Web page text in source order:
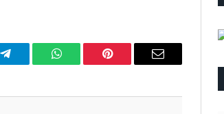
Telegram WhatsAppPinterest Email